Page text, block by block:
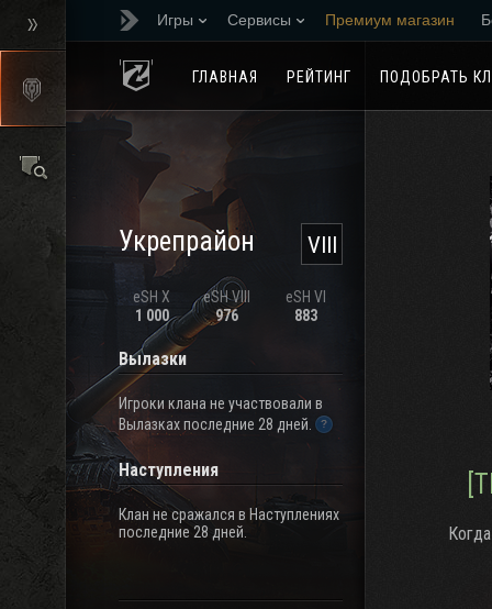
Игры Сервисы Премиум магазин
ГЛАВНАЯ
РЕЙТИНГ ПОДОБРАТЬ
VIII
Укрепрайон
eSH X
1 000
eSH VIII
976
eSH VI
883
Вылазки
Игроки клана не участвовали в
Вылазках последние 28 дней.
Наступления
Клан не сражался в Наступлениях
последние 28 дней.